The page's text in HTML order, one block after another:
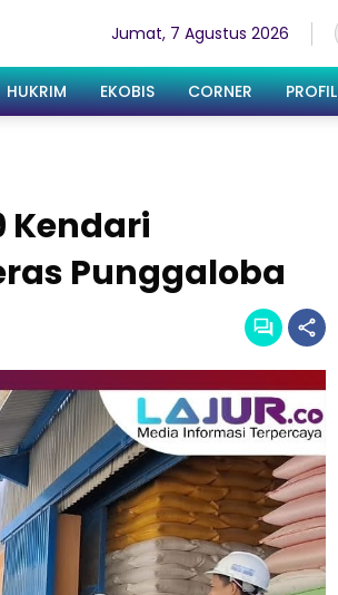
Jumat, 7 Agustus 2026
HUKRIM EKOBIS CORNER PROFIL
Kendari
Punggaloba